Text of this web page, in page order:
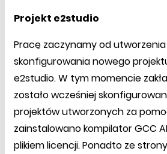
Projekt e2studio
Pracę zaczynamy od
skonfigurowania nowego
e2studio. W tym momencie
zostało wcześniej
projektów utworzonych za
zainstalowano kompilator GCC
plikiem licencji. Ponadto ze